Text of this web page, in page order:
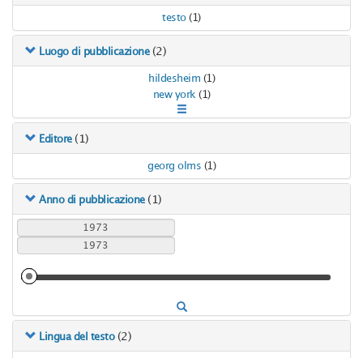
testo (1)
Luogo di pubblicazione (2)
hildesheim (1)
new york (1)
Editore (1)
georg olms (1)
Anno di pubblicazione (1)
Lingua del testo (2)